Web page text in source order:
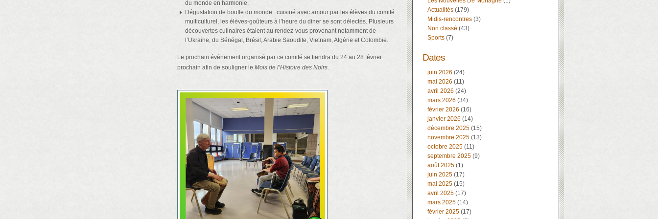
du monde en harmonie.
Dégustation de bouffe du monde : cuisiné avec amour par les élèves du comité
multiculturel, les élèves-goûteurs à l’heure du diner se sont délectés. Plusieurs
découvertes culinaires étaient au rendez-vous provenant notamment de
l’Ukraine, du Sénégal, Brésil, Arabie Saoudite, Vietnam, Algérie et Colombie.
Le prochain événement organisé par ce comité se tiendra du 24 au 28 février
prochain afin de souligner le Mois de l’Histoire des Noirs.
Actualités (179)
Midis-rencontres (3)
Non classé (43)
Sports (7)
Dates
juin 2026 (24)
mai 2026 (11)
avril 2026 (24)
mars 2026 (34)
février 2026 (16)
janvier 2026 (14)
décembre 2025 (15)
novembre 2025 (13)
octobre 2025 (11)
septembre 2025 (9)
août 2025 (1)
juin 2025 (17)
mai 2025 (15)
avril 2025 (17)
mars 2025 (14)
février 2025 (17)